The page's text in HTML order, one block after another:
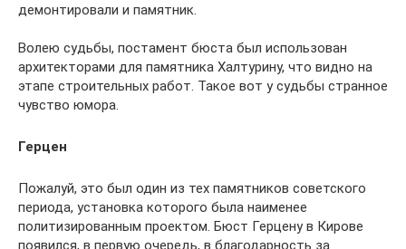
демонтировали и памятник.
Волею судьбы, постамент бюста был использован
архитекторами для памятника Халтурину, что видно на
этапе строительных работ. Такое вот у судьбы странное
чувство юмора.
Герцен
Пожалуй, это был один из тех памятников советского
периода, установка которого была наименее
политизированным проектом. Бюст Герцену в Кирове
появился, в первую очередь, в благодарность за